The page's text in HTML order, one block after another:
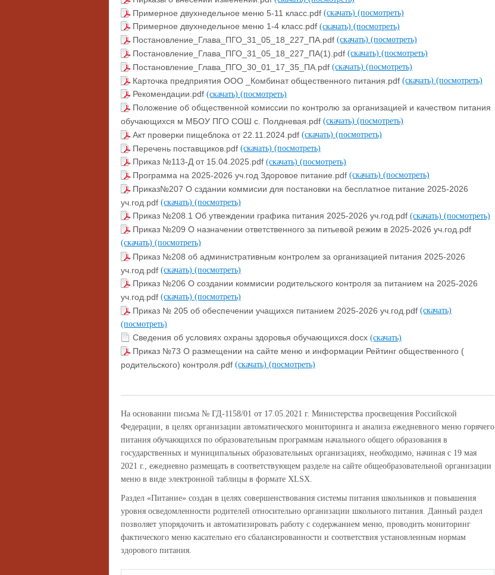
Примерное двухнедельное меню 5-11 класс.pdf (скачать) (посмотреть)
Примерное двухнедельное меню 1-4 класс.pdf (скачать) (посмотреть)
Постановление_Глава_ПГО_31_05_18_227_ПА.pdf (скачать) (посмотреть)
Постановление_Глава_ПГО_31_05_18_227_ПА(1).pdf (скачать) (посмотреть)
Постановление_Глава_ПГО_30_01_17_35_ПА.pdf (скачать) (посмотреть)
Карточка предприятия ООО _Комбинат общественного питания.pdf (скачать) (посмотреть)
Рекомендации.pdf (скачать) (посмотреть)
Положение об общественной комиссии по контролю за организацией и качеством питания
обучающихся м МБОУ ПГО СОШ с. Полдневая.pdf (скачать) (посмотреть)
Акт проверки пищеблока от 22.11.2024.pdf (скачать) (посмотреть)
Перечень поставщиков.pdf (скачать) (посмотреть)
Приказ №113-Д от 15.04.2025.pdf (скачать) (посмотреть)
Программа на 2025-2026 уч.год Здоровое питание.pdf (скачать) (посмотреть)
Приказ№207 О сздании коммисии для постановки на бесплатное питание 2025-2026
уч.год.pdf (скачать) (посмотреть)
Приказ №208.1 Об утвеждении графика питания 2025-2026 уч.год.pdf (скачать) (посмотреть)
Приказ №209 О назначении ответственного за питьевой режим в 2025-2026 уч.год.pdf
(скачать) (посмотреть)
Приказ №208 об административным контролем за организацией питания 2025-2026
уч.год.pdf (скачать) (посмотреть)
Приказ №206 О создании коммисии родительского контроля за питанием на 2025-2026
уч.год.pdf (скачать) (посмотреть)
Приказ № 205 об обеспечении учащихся питанием 2025-2026 уч.год.pdf (скачать)
(посмотреть)
Сведения об условиях охраны здоровья обучающихся.docx (скачать)
Приказ №73 О размещении на сайте меню и информации Рейтинг общественного (
родительского) контроля.pdf (скачать) (посмотреть)
На основании письма № ГД-1158/01 от 17.05.2021 г. Министерства просвещения Российской
Федерации, в целях организации автоматического мониторинга и анализа ежедневного меню горячего
питания обучающихся по образовательным программам начального общего образования в
государственных и муниципальных образовательных организациях, необходимо, начиная с 19 мая
2021 г., ежедневно размещать в соответствующем разделе на сайте общеобразовательной организации
меню в виде электронной таблицы в формате XLSX.
Раздел «Питание» создан в целях совершенствования системы питания школьников и повышения
уровня осведомленности родителей относительно организации школьного питания. Данный раздел
позволяет упорядочить и автоматизировать работу с содержанием меню, проводить мониторинг
фактического меню касательно его сбалансированности и соответствия установленным нормам
здорового питания.